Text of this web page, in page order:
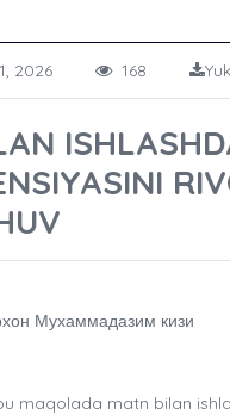
21, 2026 168
Мухаммадазим кизи
maqolada matn bilan